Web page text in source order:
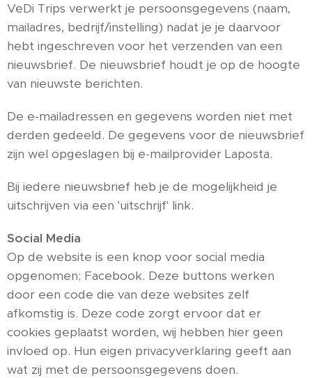
VeDi Trips verwerkt je persoonsgegevens (naam,
mailadres, bedrijf/instelling) nadat je je daarvoor
hebt ingeschreven voor het verzenden van een
nieuwsbrief. De nieuwsbrief houdt je op de hoogte
van nieuwste berichten.
De e-mailadressen en gegevens worden niet met
derden gedeeld. De gegevens voor de nieuwsbrief
zijn wel opgeslagen bij e-mailprovider Laposta.
Bij iedere nieuwsbrief heb je de mogelijkheid je
uitschrijven via een 'uitschrijf' link.
Social Media
Op de website is een knop voor social media
opgenomen; Facebook. Deze buttons werken
door een code die van deze websites zelf
afkomstig is. Deze code zorgt ervoor dat er
cookies geplaatst worden, wij hebben hier geen
invloed op. Hun eigen privacyverklaring geeft aan
wat zij met de persoonsgegevens doen.